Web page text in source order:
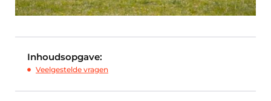
Inhoudsopgave:
Veelgestelde vragen